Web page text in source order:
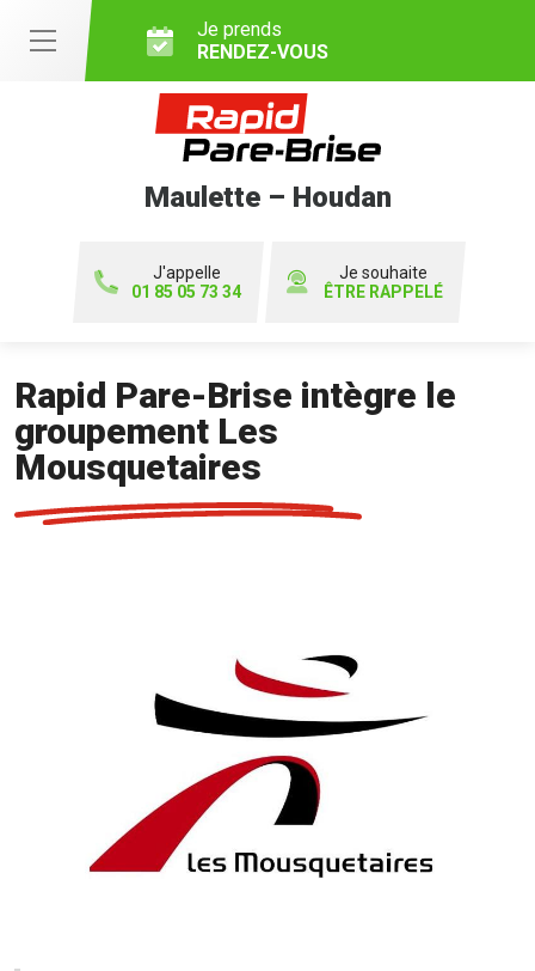
Je prends
RENDEZ-VOUS
Maulette – Houdan
J'appelle
01 85 05 73 34
Je souhaite
ÊTRE RAPPELÉ
Rapid Pare-Brise intègre le
groupement Les
Mousquetaires